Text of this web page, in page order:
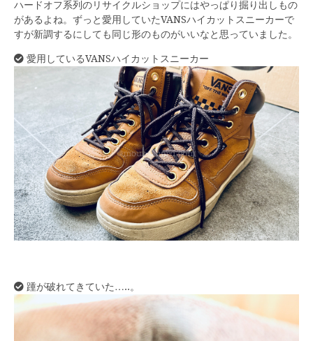
ハードオフ系列のリサイクルショップにはやっぱり掘り出しもの
があるよね。ずっと愛用していたVANSハイカットスニーカーで
すが新調するにしても同じ形のものがいいなと思っていました。
愛用しているVANSハイカットスニーカー
踵が破れてきていた…..。